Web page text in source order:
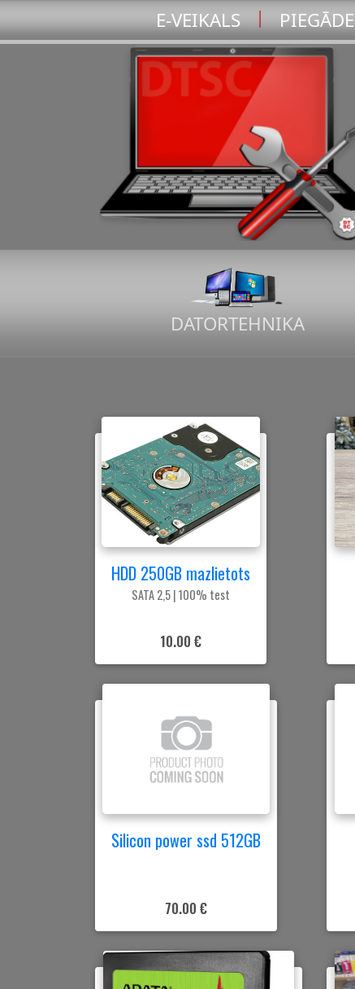
E-VEIKALS | PIEGĀDE
DATORTEHNIKA
HDD 250GB mazlietots
SATA 2,5 | 100% test
10.00 €
Silicon power ssd 512GB
70.00 €